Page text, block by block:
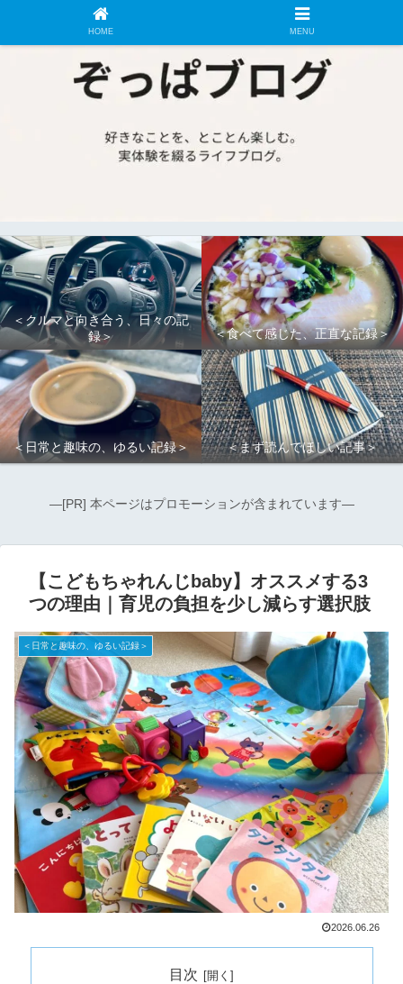
＜クルマと向き合う、日々の記
録＞
＜食べて感じた、正直な記録＞
＜日常と趣味の、ゆるい記録＞ ＜まず読んでほしい記事＞
―[PR] 本ページはプロモーションが含まれています―
【こどもちゃれんじbaby】オススメする3
つの理由｜育児の負担を少し減らす選択肢
＜日常と趣味の、ゆるい記録＞
2026.06.26
目次
HOME MENU